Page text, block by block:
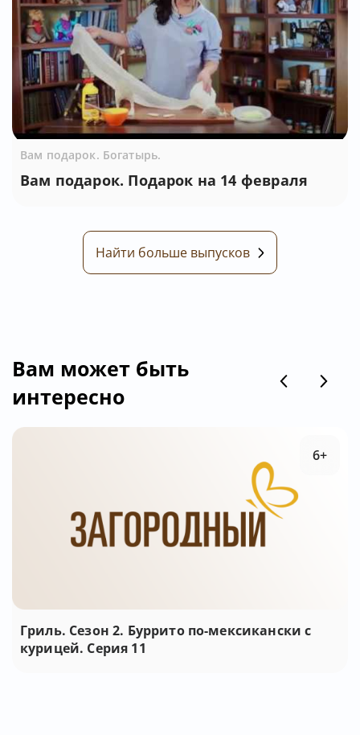
Вам подарок. Богатырь.
Вам подарок. Подарок на 14 февраля
Найти больше выпусков
Вам может быть
интересно
Гриль. Сезон 2. Буррито по-мексикански с
курицей. Серия 11
6+